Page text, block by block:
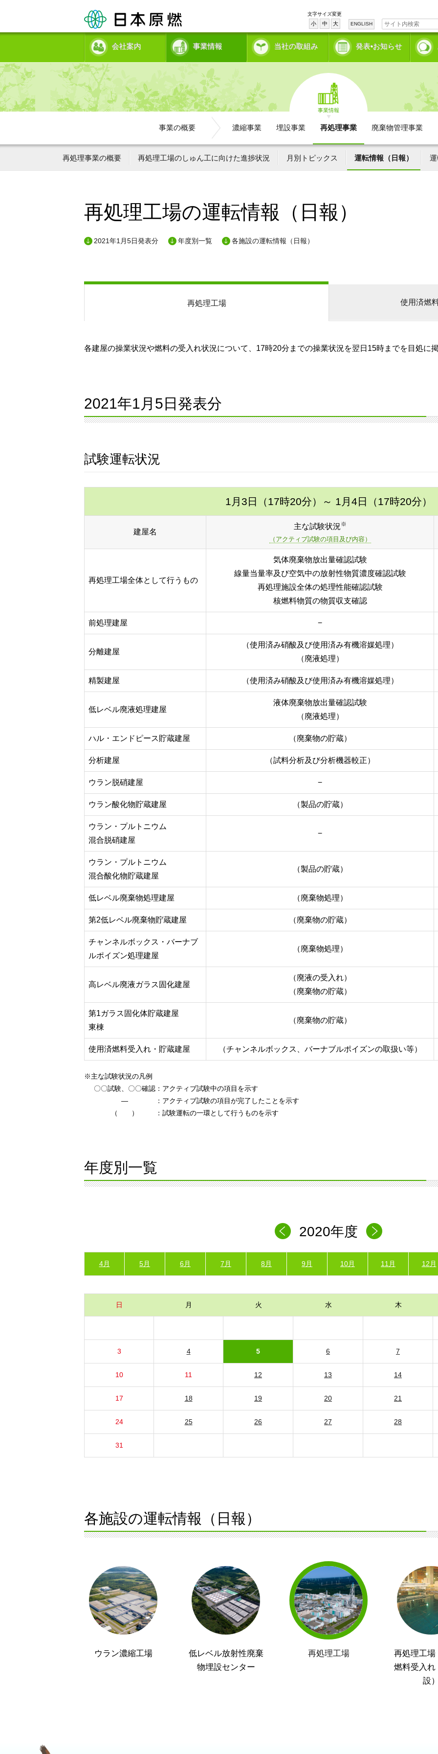
文字サイズ変更
小 中 大 ENGLISH
会社案内 事業情報 当社の取組み 発表•お知らせ
事業情報
事業の概要 濃縮事業 埋設事業 再処理事業 廃棄物管理事業
再処理事業の概要 再処理工場のしゅん工に向けた進捗状況 月別トピックス 運転情報（日報）
再処理工場の運転情報（日報）
2021年1月5日発表分 年度別一覧 各施設の運転情報（日報）
再処理工場 使用済燃
各建屋の操業状況や燃料の受入れ状況について、17時20分までの操業状況を翌日15時までを目処に
2021年1月5日発表分
試験運転状況
1月3日（17時20分） ～ 1月4日（17時20分）
建屋名
主な試験状況※
（アクティブ試験の項目及び内容）
再処理工場全体として行うもの
気体廃棄物放出量確認試験
線量当量率及び空気中の放射性物質濃度確認試験
再処理施設全体の処理性能確認試験
核燃料物質の物質収支確認
前処理建屋 −
分離建屋
（使用済み硝酸及び使用済み有機溶媒処理）
（廃液処理）
精製建屋 （使用済み硝酸及び使用済み有機溶媒処理）
低レベル廃液処理建屋
液体廃棄物放出量確認試験
（廃液処理）
ハル・エンドピース貯蔵建屋 （廃棄物の貯蔵）
分析建屋 （試料分析及び分析機器較正）
ウラン脱硝建屋 −
ウラン酸化物貯蔵建屋 （製品の貯蔵）
ウラン・プルトニウム
混合脱硝建屋
−
ウラン・プルトニウム
混合酸化物貯蔵建屋
（製品の貯蔵）
低レベル廃棄物処理建屋 （廃棄物処理）
第2低レベル廃棄物貯蔵建屋 （廃棄物の貯蔵）
チャンネルボックス・バーナブ
ルポイズン処理建屋
（廃棄物処理）
高レベル廃液ガラス固化建屋
（廃液の受入れ）
（廃棄物の貯蔵）
第1ガラス固化体貯蔵建屋
東棟
（廃棄物の貯蔵）
使用済燃料受入れ・貯蔵建屋 （チャンネルボックス、バーナブルポイズンの取扱い等）
※主な試験状況の凡例
〇〇試験、〇〇確認 ：アクティブ試験中の項目を示す
―
：アクティブ試験の項目が完了したことを示す
（ ）
：試験運転の一環として行うものを示す
年度別一覧
2020年度
4月 5月 6月 7月 8月 9月 10月 11月 12月
日 月 火 水 木
3 4 5 6 7
10 11 12 13 14
17 18 19 20 21
24 25 26 27 28
31
各施設の運転情報（日報）
ウラン濃縮工場
低レベル放射性廃棄
物埋設センター
再処理工場
再処理工場
燃料受入れ
設